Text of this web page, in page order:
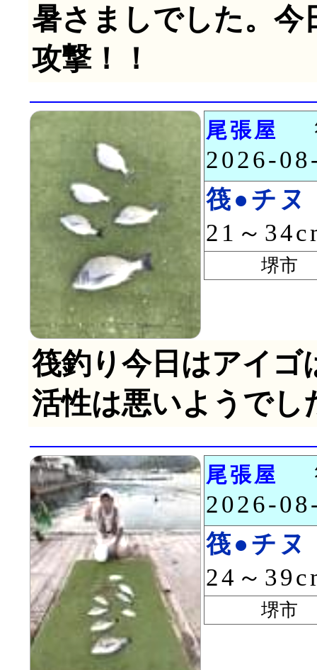
暑さましでした。今
攻撃！！
尾張屋
2026-
筏●チヌ
21～
堺市
筏釣り今日はアイゴ
活性は悪いようでし
尾張屋
2026-
筏●チヌ
24～
堺市